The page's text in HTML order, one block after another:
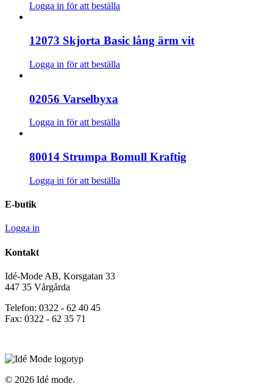
Logga in för att beställa
12073 Skjorta Basic lång ärm vit
Logga in för att beställa
02056 Varselbyxa
Logga in för att beställa
80014 Strumpa Bomull Kraftig
Logga in för att beställa
E-butik
Logga in
Kontakt
Idé-Mode AB, Korsgatan 33
447 35 Vårgårda
Telefon: 0322 - 62 40 45
Fax: 0322 - 62 35 71
© 2026 Idé mode.